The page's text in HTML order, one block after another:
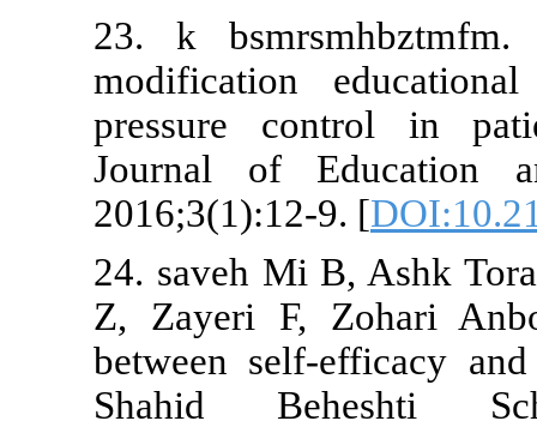
23. k
pressure
Journal of
24. saveh
Z, Zayeri
between
Shahid